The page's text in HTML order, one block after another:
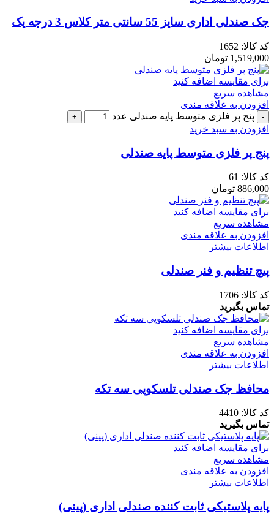
جک صندلی اداری سایز 55 سانتی متر کلاس 3 درجه یک
کد کالا: 1652
1,519,000 تومان
برای مقایسه اضافه کنید
مشاهده سریع
افزودن به علاقه مندی
پنج پر فلزی متوسط پایه صندلی عدد
افزودن به سبد خرید
پنج پر فلزی متوسط پایه صندلی
کد کالا: 61
886,000 تومان
برای مقایسه اضافه کنید
مشاهده سریع
افزودن به علاقه مندی
اطلاعات بیشتر
پیچ تنظیم و فنر صندلی
کد کالا: 1706
تماس بگیرید
برای مقایسه اضافه کنید
مشاهده سریع
افزودن به علاقه مندی
اطلاعات بیشتر
محافظ جک صندلی تلسکوپی سه تکه
کد کالا: 4410
تماس بگیرید
برای مقایسه اضافه کنید
مشاهده سریع
افزودن به علاقه مندی
اطلاعات بیشتر
پایه پلاستیکی ثابت کننده صندلی اداری (پینی)